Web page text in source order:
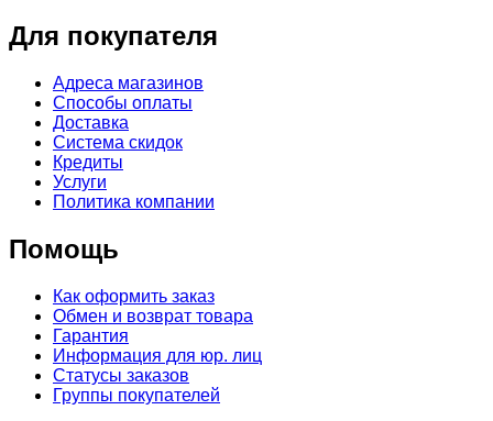
Для покупателя
Адреса магазинов
Способы оплаты
Доставка
Система скидок
Кредиты
Услуги
Политика компании
Помощь
Как оформить заказ
Обмен и возврат товара
Гарантия
Информация для юр. лиц
Статусы заказов
Группы покупателей